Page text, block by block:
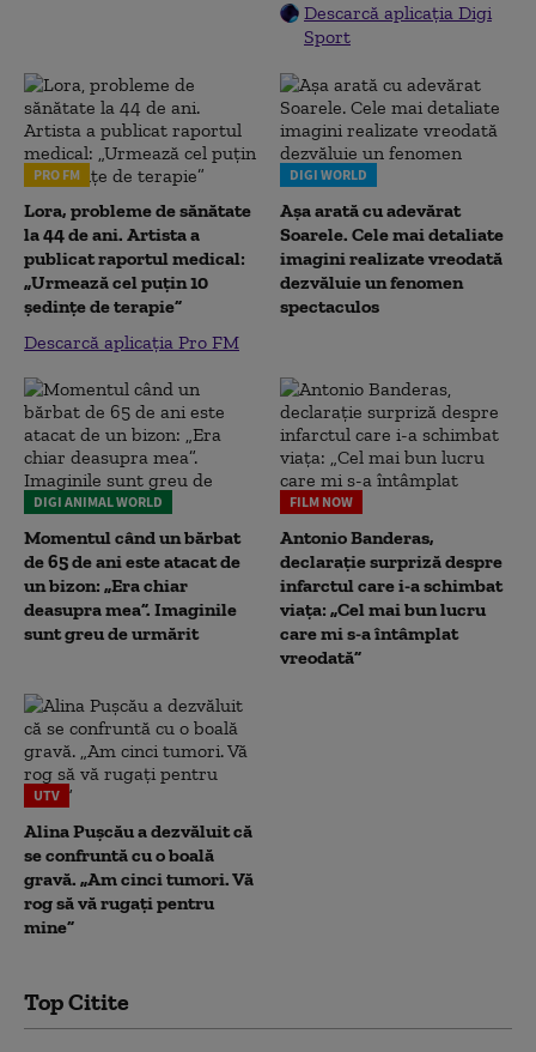
Descarcă aplicația Digi
Sport
PRO FM
Lora, probleme de sănătate
la 44 de ani. Artista a
publicat raportul medical:
„Urmează cel puțin 10
ședințe de terapie”
Descarcă aplicația Pro FM
DIGI WORLD
Așa arată cu adevărat
Soarele. Cele mai detaliate
imagini realizate vreodată
dezvăluie un fenomen
spectaculos
DIGI ANIMAL WORLD
Momentul când un bărbat
de 65 de ani este atacat de
un bizon: „Era chiar
deasupra mea”. Imaginile
sunt greu de urmărit
FILM NOW
Antonio Banderas,
declarație surpriză despre
infarctul care i-a schimbat
viața: „Cel mai bun lucru
care mi s-a întâmplat
vreodată”
UTV
Alina Pușcău a dezvăluit că
se confruntă cu o boală
gravă. „Am cinci tumori. Vă
rog să vă rugați pentru
mine”
Top Citite